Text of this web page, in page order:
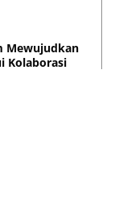
Mewujudkan
Kolaborasi